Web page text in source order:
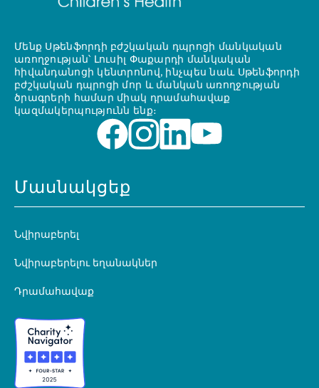
Մենք Սթենֆորդի բժշկական դպրոցի մանկական
առողջության՝ Լուսիլ Փաքարդի մանկական
հիվանդանոցի կենտրոնով, ինչպես նաև Սթենֆորդի
բժշկական դպրոցի մոր և մանկան առողջության
ծրագրերի համար միակ դրամահավաք
կազմակերպությունն ենք։
Մասնակցեք
Նվիրաբերել
Նվիրաբերելու եղանակներ
Դրամահավաք